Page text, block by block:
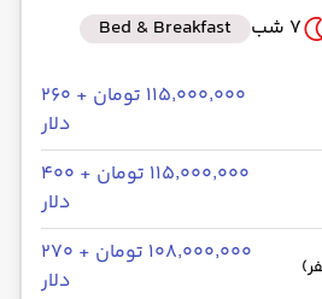
7 شب Bed & Breakfast
۱۱۵٬۰۰۰٬۰۰۰ تومان + ۲۶۰
دلار
۱۱۵٬۰۰۰٬۰۰۰ تومان + ۴۰۰
دلار
۱۰۸٬۰۰۰٬۰۰۰ تومان + ۲۷۰
دلار